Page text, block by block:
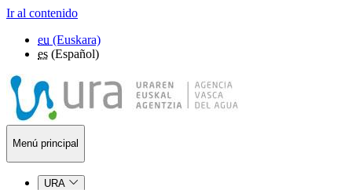
Ir al contenido
eu (Euskara)
es (Español)
Menú principal
URA